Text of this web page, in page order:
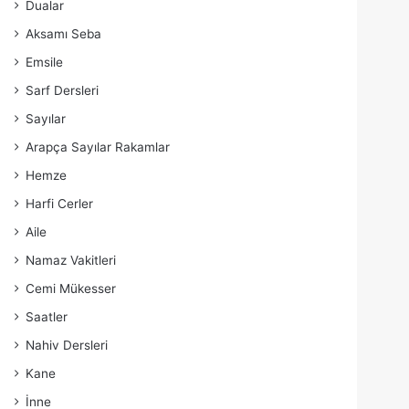
Dualar
Aksamı Seba
Emsile
Sarf Dersleri
Sayılar
Arapça Sayılar Rakamlar
Hemze
Harfi Cerler
Aile
Namaz Vakitleri
Cemi Mükesser
Saatler
Nahiv Dersleri
Kane
İnne